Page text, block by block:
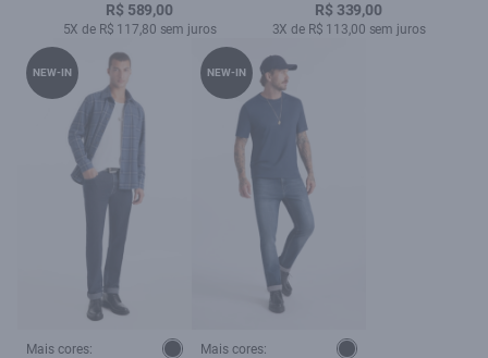
R$ 589,00
5X de R$ 117,80 sem juros
R$ 339,00
3X de R$ 113,00 sem juros
Mais cores:
NEW-IN
Mais cores:
NEW-IN